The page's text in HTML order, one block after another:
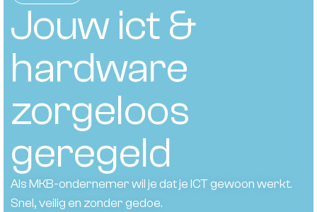
Jouw ict &
hardware
zorgeloos
geregeld
Als MKB-ondernemer wil je dat je ICT gewoon werkt.
Snel, veilig en zonder gedoe.